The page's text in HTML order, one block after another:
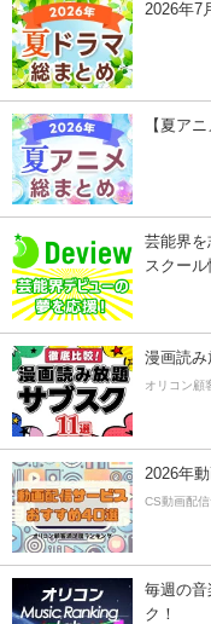
2026年7
【夏ア
芸能界を
スクー
漫画読み
オリコン顧
2026年
CS動画配
毎週の音
ク！